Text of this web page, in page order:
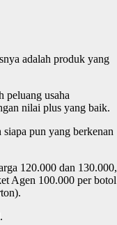
adalah produk yang
peluang usaha
nilai plus yang baik.
pun yang berkenan
120.000 dan 130.000,
Agen 100.000 per botol